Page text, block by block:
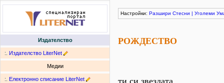
Издателство
:. Издателство LiterNet
Медии
:. Електронно списание LiterNet
Настройки: Разшири Стесни | Уголеми
РОЖДЕСТВО
ти си звездата